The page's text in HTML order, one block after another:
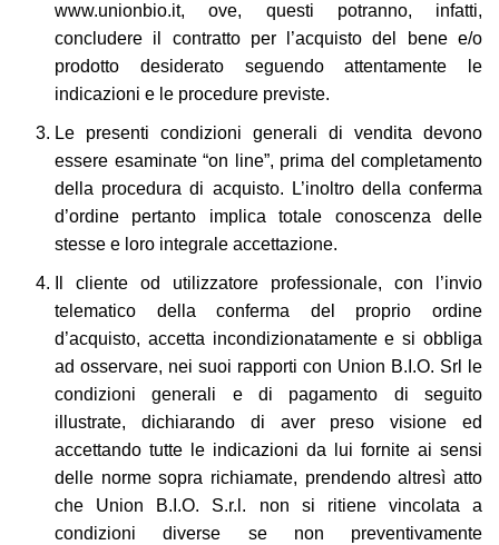
www.unionbio.it, ove, questi potranno, infatti,
concludere il contratto per l’acquisto del bene e/o
prodotto desiderato seguendo attentamente le
indicazioni e le procedure previste.
Le presenti condizioni generali di vendita devono
essere esaminate “on line”, prima del completamento
della procedura di acquisto. L’inoltro della conferma
d’ordine pertanto implica totale conoscenza delle
stesse e loro integrale accettazione.
Il cliente od utilizzatore professionale, con l’invio
telematico della conferma del proprio ordine
d’acquisto, accetta incondizionatamente e si obbliga
ad osservare, nei suoi rapporti con Union B.I.O. Srl le
condizioni generali e di pagamento di seguito
illustrate, dichiarando di aver preso visione ed
accettando tutte le indicazioni da lui fornite ai sensi
delle norme sopra richiamate, prendendo altresì atto
che Union B.I.O. S.r.l. non si ritiene vincolata a
condizioni diverse se non preventivamente